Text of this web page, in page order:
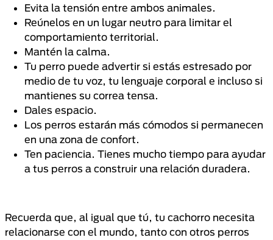
Evita la tensión entre ambos animales.
Reúnelos en un lugar neutro para limitar el
comportamiento territorial.
Mantén la calma.
Tu perro puede advertir si estás estresado por
medio de tu voz, tu lenguaje corporal e incluso si
mantienes su correa tensa.
Dales espacio.
Los perros estarán más cómodos si permanecen
en una zona de confort.
Ten paciencia. Tienes mucho tiempo para ayudar
a tus perros a construir una relación duradera.
Recuerda que, al igual que tú, tu cachorro necesita
relacionarse con el mundo, tanto con otros perros